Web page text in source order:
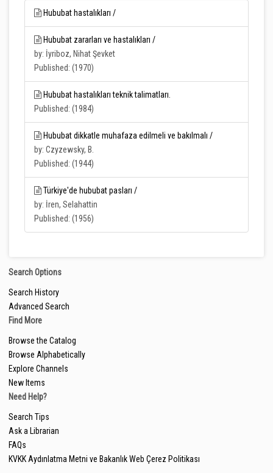
Hububat hastalıkları /
Hububat zararları ve hastalıkları /
by: İyriboz, Nihat Şevket
Published: (1970)
Hububat hastalıkları teknik talimatları.
Published: (1984)
Hububat dikkatle muhafaza edilmeli ve bakılmalı /
by: Czyzewsky, B.
Published: (1944)
Türkiye'de hububat pasları /
by: İren, Selahattin
Published: (1956)
Search Options
Search History
Advanced Search
Find More
Browse the Catalog
Browse Alphabetically
Explore Channels
New Items
Need Help?
Search Tips
Ask a Librarian
FAQs
KVKK Aydınlatma Metni ve Bakanlık Web Çerez Politikası